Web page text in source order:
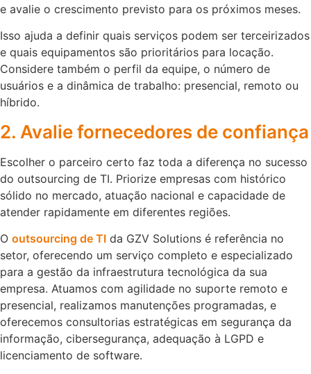
e avalie o crescimento previsto para os próximos meses.
Isso ajuda a definir quais serviços podem ser terceirizados
e quais equipamentos são prioritários para locação.
Considere também o perfil da equipe, o número de
usuários e a dinâmica de trabalho: presencial, remoto ou
híbrido.
2. Avalie fornecedores de confiança
Escolher o parceiro certo faz toda a diferença no sucesso
do outsourcing de TI. Priorize empresas com histórico
sólido no mercado, atuação nacional e capacidade de
atender rapidamente em diferentes regiões.
O outsourcing de TI da GZV Solutions é referência no
setor, oferecendo um serviço completo e especializado
para a gestão da infraestrutura tecnológica da sua
empresa. Atuamos com agilidade no suporte remoto e
presencial, realizamos manutenções programadas, e
oferecemos consultorias estratégicas em segurança da
informação, cibersegurança, adequação à LGPD e
licenciamento de software.